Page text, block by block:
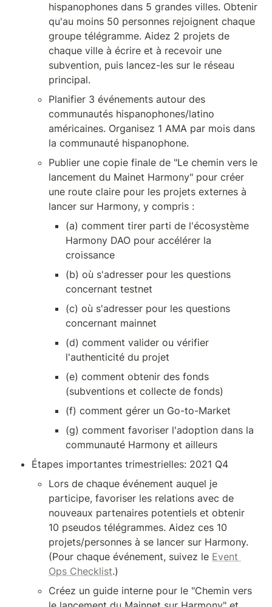
hispanophones dans 5 grandes villes. Obtenir
qu'au moins 50 personnes rejoignent chaque
groupe télégramme. Aidez 2 projets de
chaque ville à écrire et à recevoir une
subvention, puis lancez-les sur le réseau
principal.
Planifier 3 événements autour des
communautés hispanophones/latino
américaines. Organisez 1 AMA par mois dans
la communauté hispanophone.
Publier une copie finale de "Le chemin vers le
lancement du Mainet Harmony" pour créer
une route claire pour les projets externes à
lancer sur Harmony, y compris :
(a) comment tirer parti de l'écosystème
Harmony DAO pour accélérer la
croissance
(b) où s'adresser pour les questions
concernant testnet
(c) où s'adresser pour les questions
concernant mainnet
(d) comment valider ou vérifier
l'authenticité du projet
(e) comment obtenir des fonds
(subventions et collecte de fonds)
(f) comment gérer un Go-to-Market
(g) comment favoriser l'adoption dans la
communauté Harmony et ailleurs
Étapes importantes trimestrielles: 2021 Q4
Lors de chaque événement auquel je
participe, favoriser les relations avec de
nouveaux partenaires potentiels et obtenir
10 pseudos télégrammes. Aidez ces 10
projets/personnes à se lancer sur Harmony.
(Pour chaque événement, suivez le Event
Ops Checklist.)
Créez un guide interne pour le "Chemin vers